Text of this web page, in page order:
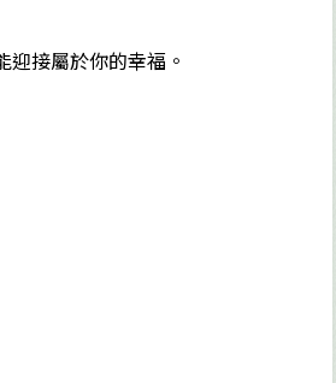
接屬於你的幸福。